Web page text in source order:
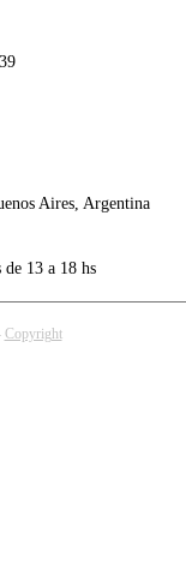
Aires, Argentina
13 a 18 hs
Copyright